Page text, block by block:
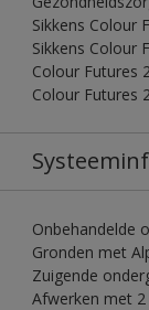
Sikkens Colour
Sikkens Colour
Colour Futures
Colour Futures
Onbehandelde
Gronden met
Zuigende
Afwerken met 2